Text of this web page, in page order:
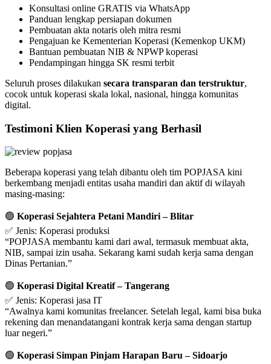
Konsultasi online GRATIS via WhatsApp
Panduan lengkap persiapan dokumen
Pembuatan akta notaris oleh mitra resmi
Pengajuan ke Kementerian Koperasi (Kemenkop UKM)
Bantuan pembuatan NIB & NPWP koperasi
Pendampingan hingga SK resmi terbit
Seluruh proses dilakukan secara transparan dan terstruktur,
cocok untuk koperasi skala lokal, nasional, hingga komunitas
digital.
Testimoni Klien Koperasi yang Berhasil
Beberapa koperasi yang telah dibantu oleh tim POPJASA kini
berkembang menjadi entitas usaha mandiri dan aktif di wilayah
masing-masing:
🟢 Koperasi Sejahtera Petani Mandiri – Blitar
✅ Jenis: Koperasi produksi
“POPJASA membantu kami dari awal, termasuk membuat akta,
NIB, sampai izin usaha. Sekarang kami sudah kerja sama dengan
Dinas Pertanian.”
🟢 Koperasi Digital Kreatif – Tangerang
✅ Jenis: Koperasi jasa IT
“Awalnya kami komunitas freelancer. Setelah legal, kami bisa buka
rekening dan menandatangani kontrak kerja sama dengan startup
luar negeri.”
🟢 Koperasi Simpan Pinjam Harapan Baru – Sidoarjo